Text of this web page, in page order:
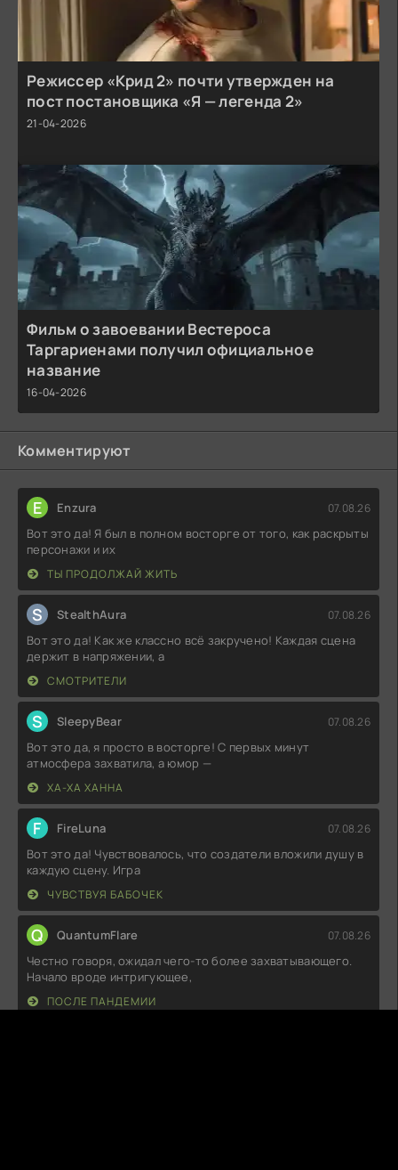
Режиссер «Крид 2» почти утвержден на
пост постановщика «Я — легенда 2»
21-04-2026
Фильм о завоевании Вестероса
Таргариенами получил официальное
название
16-04-2026
Комментируют
E Enzura 07.08.26
Вот это да! Я был в полном восторге от того, как раскрыты
персонажи и их
ТЫ ПРОДОЛЖАЙ ЖИТЬ
S StealthAura 07.08.26
Вот это да! Как же классно всё закручено! Каждая сцена
держит в напряжении, а
СМОТРИТЕЛИ
S SleepyBear 07.08.26
Вот это да, я просто в восторге! С первых минут
атмосфера захватила, а юмор —
ХА-ХА ХАННА
F FireLuna 07.08.26
Вот это да! Чувствовалось, что создатели вложили душу в
каждую сцену. Игра
ЧУВСТВУЯ БАБОЧЕК
Q QuantumFlare 07.08.26
Честно говоря, ожидал чего-то более захватывающего.
Начало вроде интригующее,
ПОСЛЕ ПАНДЕМИИ